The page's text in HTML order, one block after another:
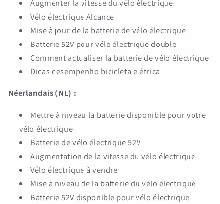
Augmenter la vitesse du vélo électrique
Vélo électrique Alcance
Mise à jour de la batterie de vélo électrique
Batterie 52V pour vélo électrique double
Comment actualiser la batterie de vélo électrique
Dicas desempenho bicicleta elétrica
Néerlandais (NL) :
Mettre à niveau la batterie disponible pour votre
vélo électrique
Batterie de vélo électrique 52V
Augmentation de la vitesse du vélo électrique
Vélo électrique à vendre
Mise à niveau de la batterie du vélo électrique
Batterie 52V disponible pour vélo électrique